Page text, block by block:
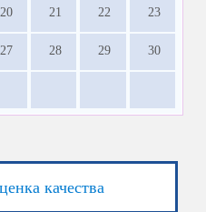
20 21 22 23
27 28 29 30
качества